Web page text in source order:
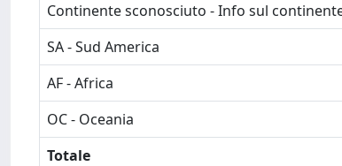
Continente sconosciuto - Info sul
SA - Sud America
AF - Africa
OC - Oceania
Totale